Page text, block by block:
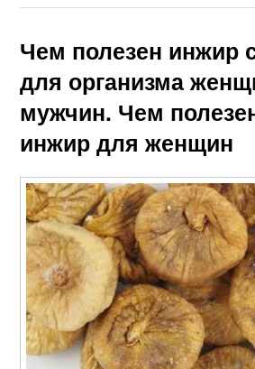
Чем полезен инжир
для организма
мужчин. Чем
инжир для женщин